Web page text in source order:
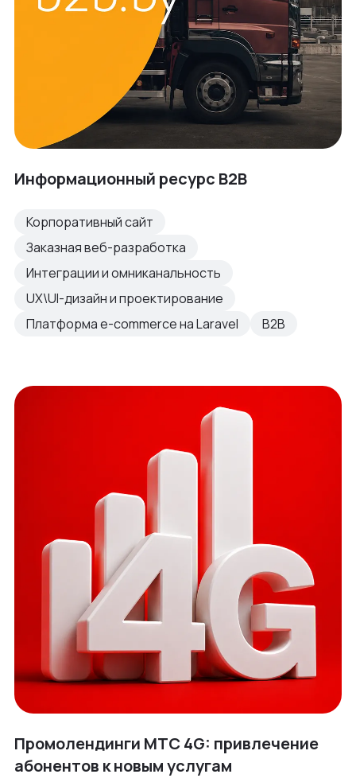
Информационный ресурс B2B
Корпоративный сайт
Заказная веб-разработка
Интеграции и омниканальность
UX\UI-дизайн и проектирование
Платформа e-commerce на Laravel
B2B
Промолендинги МТС 4G: привлечение
абонентов к новым услугам